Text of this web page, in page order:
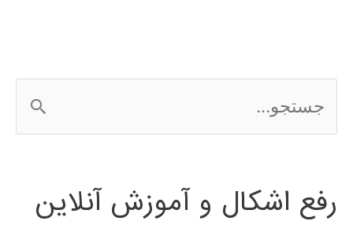
س
ج
رفع اشکال و آموزش آنلاین